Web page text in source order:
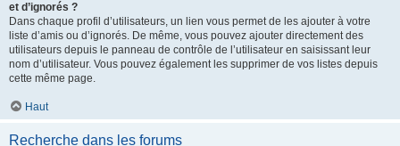
et d’ignorés ?
Dans chaque profil d’utilisateurs, un lien vous permet de les ajouter à votre
liste d’amis ou d’ignorés. De même, vous pouvez ajouter directement des
utilisateurs depuis le panneau de contrôle de l’utilisateur en saisissant leur
nom d’utilisateur. Vous pouvez également les supprimer de vos listes depuis
cette même page.
Haut
Recherche dans les forums